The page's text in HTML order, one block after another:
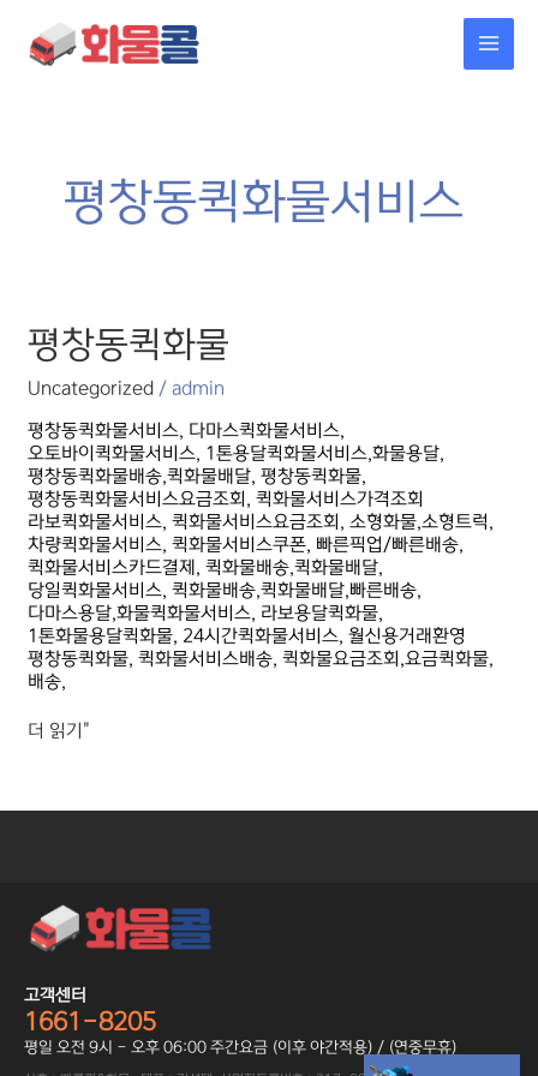
건너뛰기
평창동퀵화물서비스
평창동퀵화물
Uncategorized /admin
평창동퀵화물서비스, 다마스퀵화물서비스,
오토바이퀵화물서비스, 1톤용달퀵화물서비스,화물용달,
평창동퀵화물배송,퀵화물배달, 평창동퀵화물,
평창동퀵화물서비스요금조회, 퀵화물서비스가격조회
라보퀵화물서비스, 퀵화물서비스요금조회, 소형화물,소형트럭,
차량퀵화물서비스, 퀵화물서비스쿠폰, 빠른픽업/빠른배송,
퀵화물서비스카드결제, 퀵화물배송,퀵화물배달,
당일퀵화물서비스, 퀵화물배송,퀵화물배달,빠른배송,
다마스용달,화물퀵화물서비스, 라보용달퀵화물,
1톤화물용달퀵화물, 24시간퀵화물서비스, 월신용거래환영
평창동퀵화물, 퀵화물서비스배송, 퀵화물요금조회,요금퀵화물,
배송,
평창동퀵화물
더 읽기"
고객센터
1661-8205
평일 오전 9시 - 오후 06:00 주간요금 (이후 야간적용) / (연중무휴)